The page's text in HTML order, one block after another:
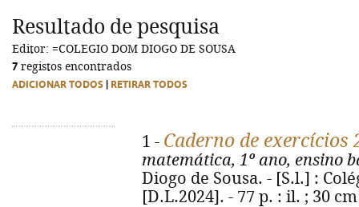
Ciências sociais...
Ciências sociais...
Resultado de pesquisa
Editor: =COLEGIO DOM DIOGO DE SOUSA
7 registos encontrados
ADICIONAR TODOS RETIRAR TODOS
1 - Caderno de exercícios
matemática, 1º ano, ensino
Diogo de Sousa. - [S.l.] :
[D.L.2024]. - 77 p. : il. ; 30 cm